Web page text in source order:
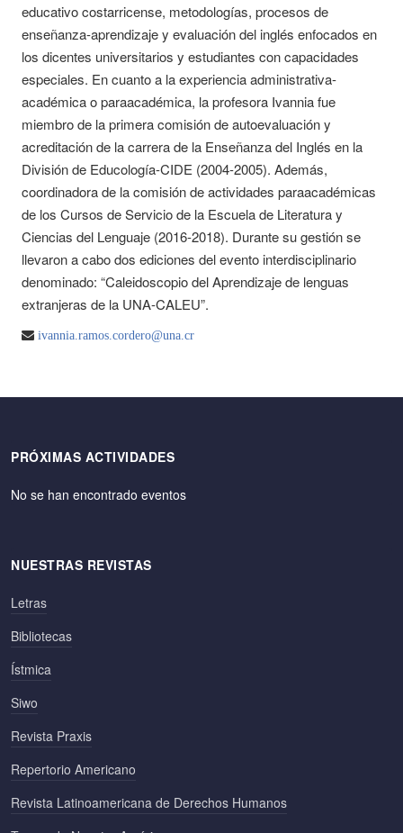
educativo costarricense, metodologías, procesos de
enseñanza-aprendizaje y evaluación del inglés enfocados en
los dicentes universitarios y estudiantes con capacidades
especiales. En cuanto a la experiencia administrativa-
académica o paraacadémica, la profesora Ivannia fue
miembro de la primera comisión de autoevaluación y
acreditación de la carrera de la Enseñanza del Inglés en la
División de Educología-CIDE (2004-2005). Además,
coordinadora de la comisión de actividades paraacadémicas
de los Cursos de Servicio de la Escuela de Literatura y
Ciencias del Lenguaje (2016-2018). Durante su gestión se
llevaron a cabo dos ediciones del evento interdisciplinario
denominado: “Caleidoscopio del Aprendizaje de lenguas
extranjeras de la UNA-CALEU”.
ivannia.ramos.cordero@una.cr
PRÓXIMAS ACTIVIDADES
No se han encontrado eventos
NUESTRAS REVISTAS
Letras
Bibliotecas
Ístmica
Siwo
Revista Praxis
Repertorio Americano
Revista Latinoamericana de Derechos Humanos